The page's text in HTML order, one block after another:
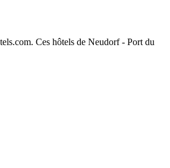
Ces hôtels de Neudorf - Port du